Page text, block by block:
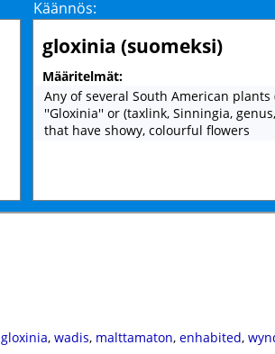
Käännös:
gloxinia (suomeksi)
Määritelmät:
Any of several South American
''Gloxinia'' or (taxlink, Sinningia,
that have showy, colourful flowers
gloxinia, wadis, malttamaton, enhabited,